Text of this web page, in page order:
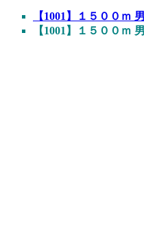
【1001】１５００
【1001】１５００